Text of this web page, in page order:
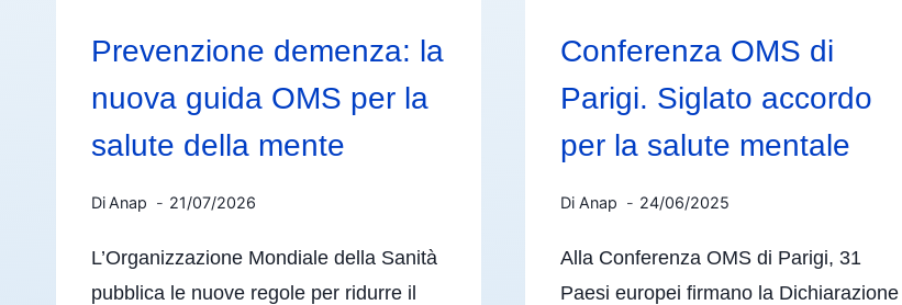
Prevenzione demenza: la
nuova guida OMS per la
salute della mente
DiAnap 21/07/2026
L’Organizzazione Mondiale della Sanità
pubblica le nuove regole per ridurre il
Conferenza OMS di
Parigi. Siglato accordo
per la salute mentale
Di Anap 24/06/2025
Alla Conferenza OMS di Parigi, 31
Paesi europei firmano la Dichiarazione